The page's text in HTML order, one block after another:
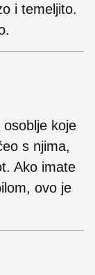
i temeljito.
osoblje koje
s njima,
Ako imate
ovo je